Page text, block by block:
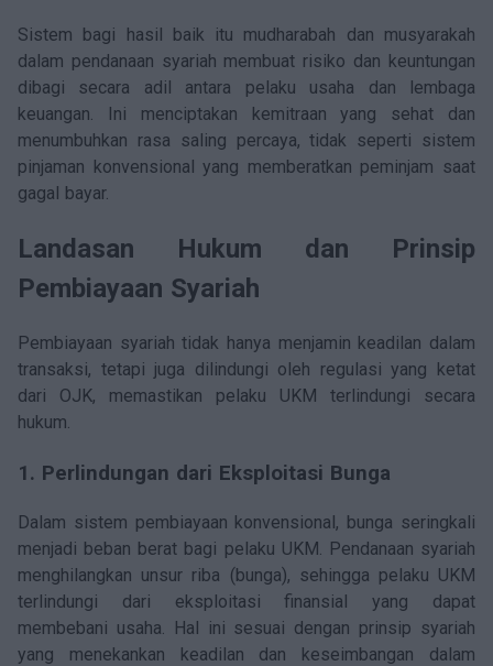
Sistem bagi hasil baik itu mudharabah dan musyarakah
dalam pendanaan syariah membuat risiko dan keuntungan
dibagi secara adil antara pelaku usaha dan lembaga
keuangan. Ini menciptakan kemitraan yang sehat dan
menumbuhkan rasa saling percaya, tidak seperti sistem
pinjaman konvensional yang memberatkan peminjam saat
gagal bayar.
Landasan Hukum dan Prinsip
Pembiayaan Syariah
Pembiayaan syariah tidak hanya menjamin keadilan dalam
transaksi, tetapi juga dilindungi oleh regulasi yang ketat
dari OJK, memastikan pelaku UKM terlindungi secara
hukum.
1. Perlindungan dari Eksploitasi Bunga
Dalam sistem pembiayaan konvensional, bunga seringkali
menjadi beban berat bagi pelaku UKM. Pendanaan syariah
menghilangkan unsur riba (bunga), sehingga pelaku UKM
terlindungi dari eksploitasi finansial yang dapat
membebani usaha. Hal ini sesuai dengan prinsip syariah
yang menekankan keadilan dan keseimbangan dalam